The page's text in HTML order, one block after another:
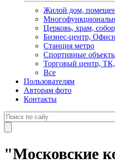
Жилой дом,
Церковь, храм,
Бизнес-центр,
Станция метро
Спортивные
Торговый центр,
Все
Пользователям
Авторам фото
Контакты
"Московские